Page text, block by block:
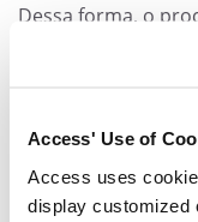
Access' Use of
Access uses
display customized
Dessa forma, o
documentos deixa
fazer parte de
O futuro
inteligente